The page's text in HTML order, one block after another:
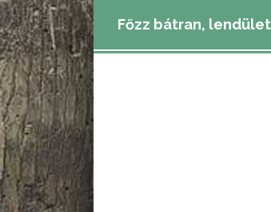
Főzz bátran,